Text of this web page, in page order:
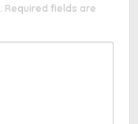
Required fields are